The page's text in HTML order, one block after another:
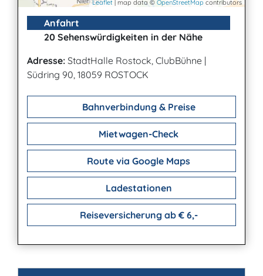
Leaflet | map data © OpenStreetMap contributors
Anfahrt
20 Sehenswürdigkeiten in der Nähe
Adresse: StadtHalle Rostock, ClubBühne |
Südring 90, 18059 ROSTOCK
Bahnverbindung & Preise
Mietwagen-Check
Route via Google Maps
Ladestationen
Reiseversicherung ab € 6,-